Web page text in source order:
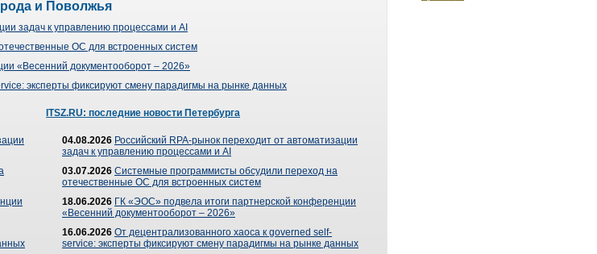
и Поволжья
задач к управлению процессами и AI
ОС для встроенных систем
«Весенний документооборот – 2026»
эксперты фиксируют смену парадигмы на рынке данных
ITSZ.RU: последние новости Петербурга
04.08.2026 Российский RPA-рынок переходит от автоматизации
задач к управлению процессами и AI
03.07.2026 Системные программисты обсудили переход на
отечественные ОС для встроенных систем
18.06.2026 ГК «ЭОС» подвела итоги партнерской конференции
«Весенний документооборот – 2026»
16.06.2026 От децентрализованного хаоса к governed self-
service: эксперты фиксируют смену парадигмы на рынке данных